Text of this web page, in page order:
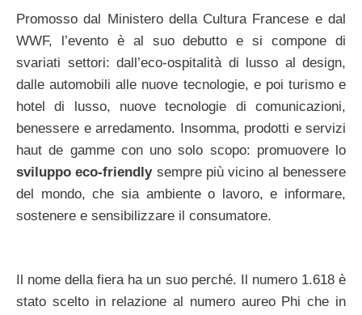
Promosso dal Ministero della Cultura Francese e dal
WWF, l’evento è al suo debutto e si compone di
svariati settori: dall’eco-ospitalità di lusso al design,
dalle automobili alle nuove tecnologie, e poi turismo e
hotel di lusso, nuove tecnologie di comunicazioni,
benessere e arredamento. Insomma, prodotti e servizi
haut de gamme con uno solo scopo: promuovere lo
sviluppo eco-friendlysempre più vicino al benessere
del mondo, che sia ambiente o lavoro, e informare,
sostenere e sensibilizzare il consumatore.
Il nome della fiera ha un suo perché. Il numero 1.618 è
stato scelto in relazione al numero aureo Phi che in